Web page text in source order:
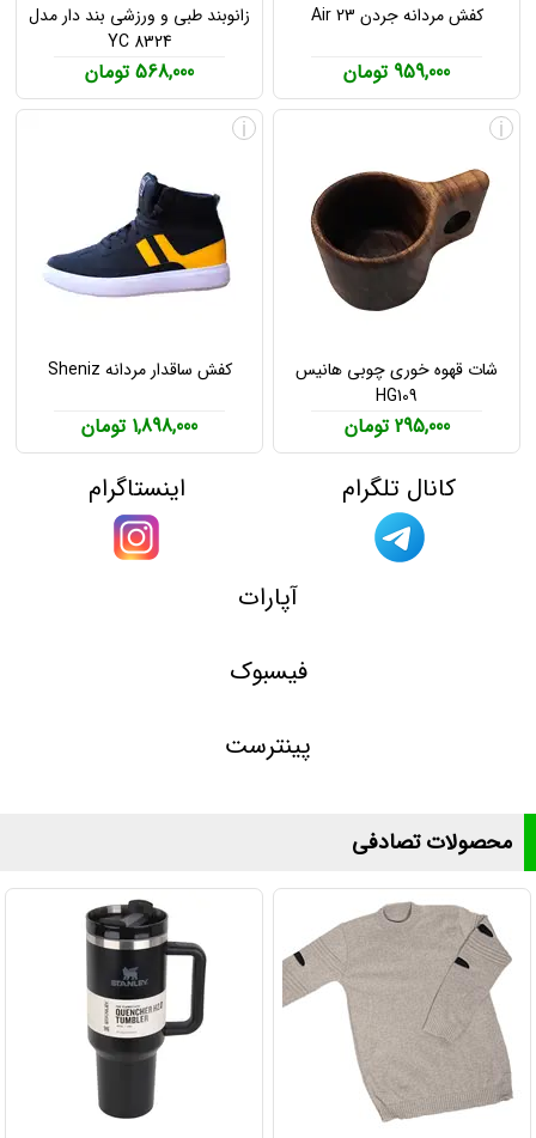
کفش مردانه جردن Air 23
959,000 تومان
زانوبند طبی و ورزشی بند دار مدل
YC 8324
568,000 تومان
شات قهوه خوری چوبی هانیس
HG109
295,000 تومان
i
کفش ساقدار مردانه Sheniz
1,898,000 تومان
i
کانال تلگرام اینستاگرام
آپارات
فیسبوک
پینترست
محصولات تصادفی